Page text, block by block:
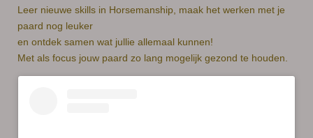
Leer nieuwe skills in Horsemanship, maak het werken met je
paard nog leuker
en ontdek samen wat jullie allemaal kunnen!
Met als focus jouw paard zo lang mogelijk gezond te houden.